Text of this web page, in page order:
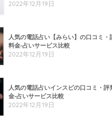
2022年12月19日
人気の電話占い【みらい】の口コミ・
料金-占いサービス比較
2022年12月19日
人気の電話占いインスピの口コミ・評
金-占いサービス比較
2022年12月19日